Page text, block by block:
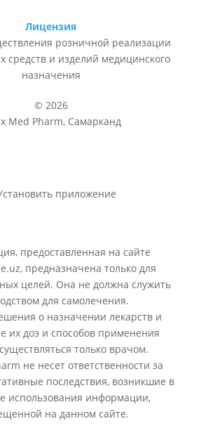
Лицензия
розничной реализации
средств и изделий медицинского
назначения
© 2026
Med Pharm, Самарканд
предоставленная на сайте
предназначена только для
целей. Она не должна служить
для самолечения.
о назначении лекарств и
их доз и способов применения
только врачом.
не несет ответственности за
последствия, возникшие в
использования информации,
на данном сайте.